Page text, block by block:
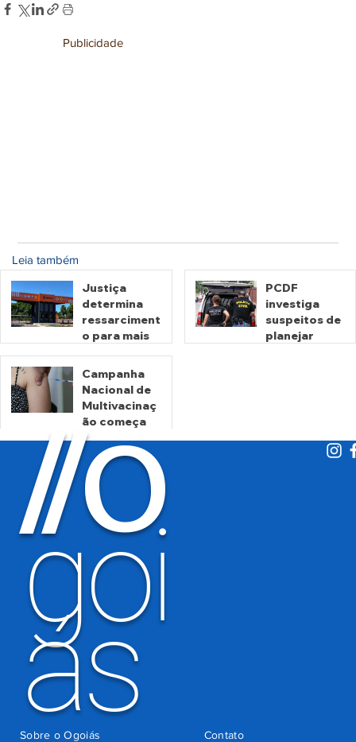
Publicidade
Leia também
Justiça
determina
ressarciment
o para mais
motoristas
por
cobrança
indevida do
Detran-GO
há 1 dia
PCDF
investiga
suspeitos de
planejar
Campanha
Nacional de
Multivacinaç
ão começa
nesta
segunda
há 2 dias
//O
goi
ás Contato
Sobre o Ogoiás